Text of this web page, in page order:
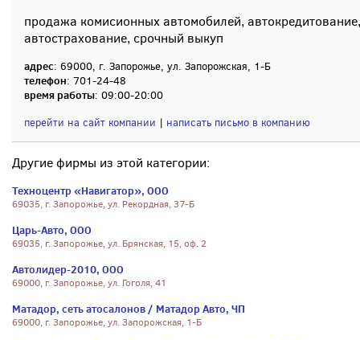
продажа комисионных автомобилей,
автострахование, срочный выкуп
адрес: 69000, г. Запорожье, ул. Запорожская, 1-Б
телефон: 701-24-48
время работы: 09:00-20:00
перейти на сайт компании | написать письмо в компанию
Другие фирмы из этой категории:
Техноцентр «Навигатор», ООО
69035, г. Запорожье, ул. Рекордная, 37-Б
Царь-Авто, ООО
69035, г. Запорожье, ул. Брянская, 15, оф. 2
Автолидер-2010, ООО
69000, г. Запорожье, ул. Гоголя, 41
Матадор, сеть атосалонов / Матадор Авто, ЧП
69000, г. Запорожье, ул. Запорожская, 1-Б